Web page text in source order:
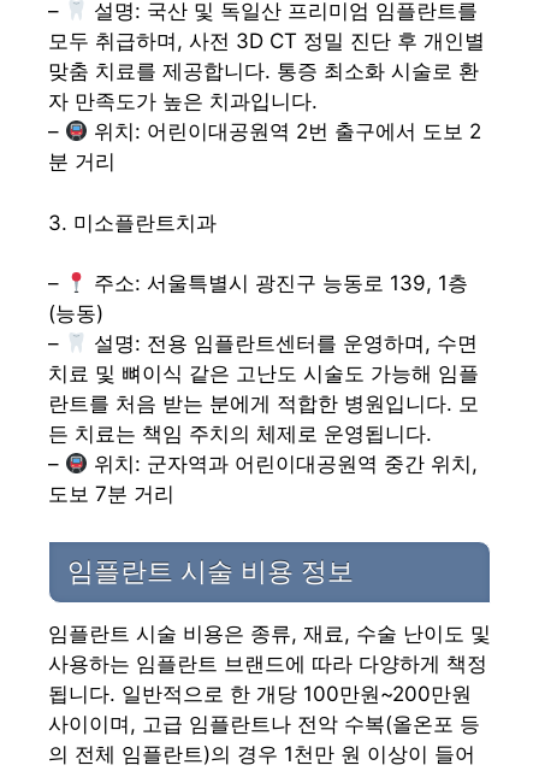
–
설명: 국산 및 독일산 프리미엄 임플란트를
모두 취급하며, 사전 3D CT 정밀 진단 후 개인별
맞춤 치료를 제공합니다. 통증 최소화 시술로 환
자 만족도가 높은 치과입니다.
–
위치: 어린이대공원역 2번 출구에서 도보 2
분 거리
3. 미소플란트치과
–
주소: 서울특별시 광진구 능동로 139, 1층
(능동)
–
설명: 전용 임플란트센터를 운영하며, 수면
치료 및 뼈이식 같은 고난도 시술도 가능해 임플
란트를 처음 받는 분에게 적합한 병원입니다. 모
든 치료는 책임 주치의 체제로 운영됩니다.
–
위치: 군자역과 어린이대공원역 중간 위치,
도보 7분 거리
임플란트 시술 비용 정보
임플란트 시술 비용은 종류, 재료, 수술 난이도 및
사용하는 임플란트 브랜드에 따라 다양하게 책정
됩니다. 일반적으로 한 개당 100만원~200만원
사이이며, 고급 임플란트나 전악 수복(올온포 등
의 전체 임플란트)의 경우 1천만 원 이상이 들어